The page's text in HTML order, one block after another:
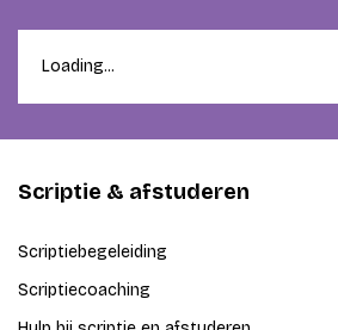
Loading...
Scriptie & afstuderen
Scriptiebegeleiding
Scriptiecoaching